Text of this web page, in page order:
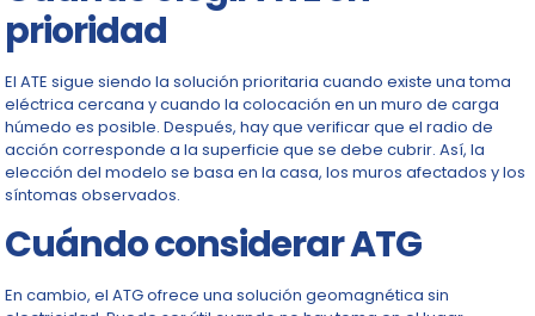
prioridad
El ATE sigue siendo la solución prioritaria cuando existe una toma
eléctrica cercana y cuando la colocación en un muro de carga
húmedo es posible. Después, hay que verificar que el radio de
acción corresponde a la superficie que se debe cubrir. Así, la
elección del modelo se basa en la casa, los muros afectados y los
síntomas observados.
Cuándo considerar ATG
En cambio, el ATG ofrece una solución geomagnética sin